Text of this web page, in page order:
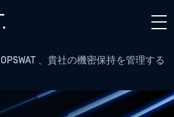
OPSWAT 、貴社の機密保持を管理する